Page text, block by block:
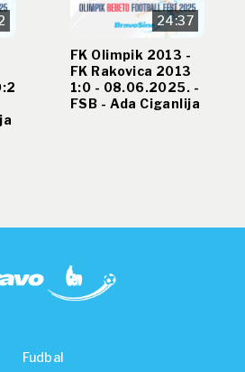
24:37
FK Olimpik 2013 -
FK Rakovica 2013
1:0 - 08.06.2025. -
FSB - Ada Ciganlija
Fudbal